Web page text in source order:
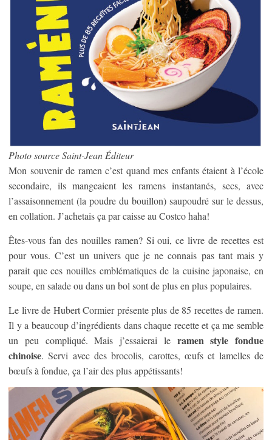
Photo source Saint-Jean Éditeur
Mon souvenir de ramen c’est quand mes enfants étaient à l’école
secondaire, ils mangeaient les ramens instantanés, secs, avec
l’assaisonnement (la poudre du bouillon) saupoudré sur le dessus,
en collation. J’achetais ça par caisse au Costco haha!
Êtes-vous fan des nouilles ramen? Si oui, ce livre de recettes est
pour vous. C’est un univers que je ne connais pas tant mais y
parait que ces nouilles emblématiques de la cuisine japonaise, en
soupe, en salade ou dans un bol sont de plus en plus populaires.
Le livre de Hubert Cormier présente plus de 85 recettes de ramen.
Il y a beaucoup d’ingrédients dans chaque recette et ça me semble
un peu compliqué. Mais j’essaierai le ramen style fondue
chinoise. Servi avec des brocolis, carottes, œufs et lamelles de
bœufs à fondue, ça l’air des plus appétissants!